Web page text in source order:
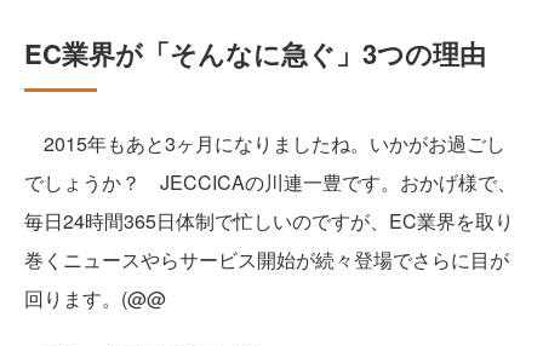
EC業界が「そんなに急ぐ」3つの理由
2015年もあと3ヶ月になりましたね。いかがお過ごし
でしょうか？ JECCICAの川連一豊です。おかげ様で、
毎日24時間365日体制で忙しいのですが、EC業界を取り
巻くニュースやらサービス開始が続々登場でさらに目が
回ります。(@@